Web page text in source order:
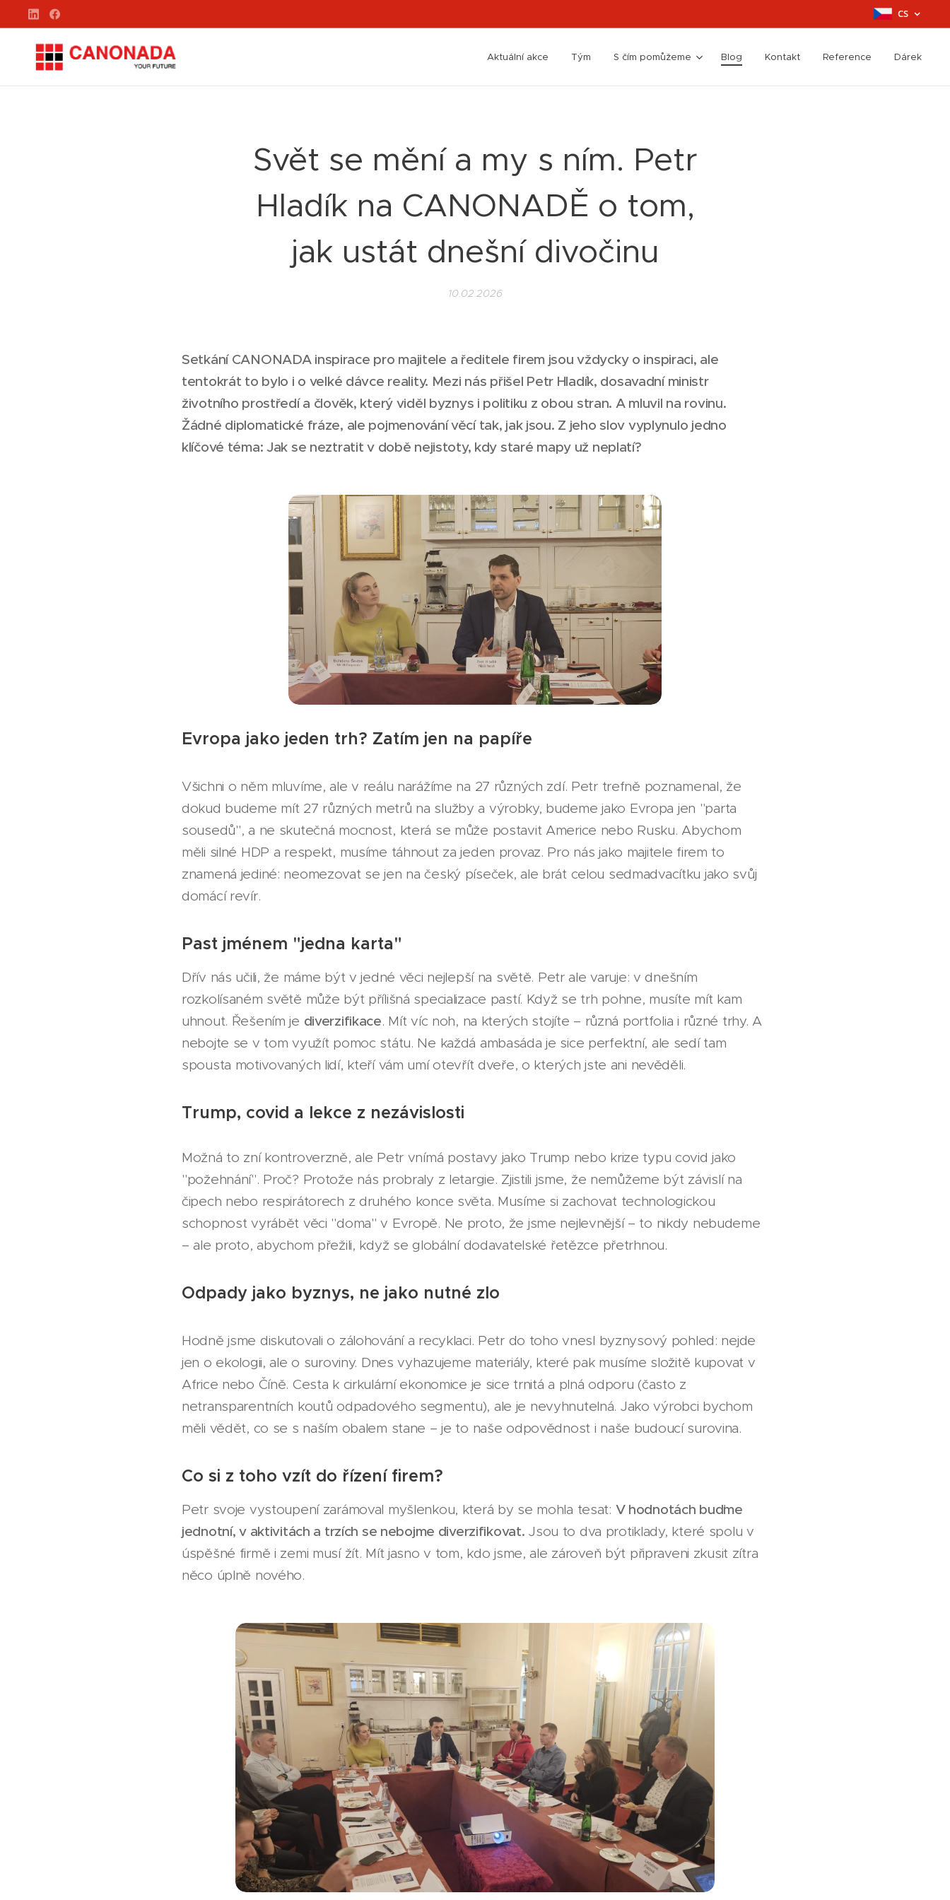
CS
Aktuální akce Tým S čím pomůžeme Blog Kontakt Reference Dárek
Svět se mění a my s ním. Petr
Hladík na CANONADĚ o tom,
jak ustát dnešní divočinu
10.02.2026
Setkání CANONADA inspirace pro majitele a ředitele firem jsou vždycky o inspiraci, ale
tentokrát to bylo i o velké dávce reality. Mezi nás přišel Petr Hladík, dosavadní ministr
životního prostředí a člověk, který viděl byznys i politiku z obou stran. A mluvil na rovinu.
Žádné diplomatické fráze, ale pojmenování věcí tak, jak jsou. Z jeho slov vyplynulo jedno
klíčové téma: Jak se neztratit v době nejistoty, kdy staré mapy už neplatí?
Evropa jako jeden trh? Zatím jen na papíře
Všichni o něm mluvíme, ale v reálu narážíme na 27 různých zdí. Petr trefně poznamenal, že
dokud budeme mít 27 různých metrů na služby a výrobky, budeme jako Evropa jen "parta
sousedů", a ne skutečná mocnost, která se může postavit Americe nebo Rusku. Abychom
měli silné HDP a respekt, musíme táhnout za jeden provaz. Pro nás jako majitele firem to
znamená jediné: neomezovat se jen na český píseček, ale brát celou sedmadvacítku jako svůj
domácí revír.
Past jménem "jedna karta"
Dřív nás učili, že máme být v jedné věci nejlepší na světě. Petr ale varuje: v dnešním
rozkolísaném světě může být přílišná specializace pastí. Když se trh pohne, musíte mít kam
uhnout. Řešením je diverzifikace. Mít víc noh, na kterých stojíte – různá portfolia i různé trhy. A
nebojte se v tom využít pomoc státu. Ne každá ambasáda je sice perfektní, ale sedí tam
spousta motivovaných lidí, kteří vám umí otevřít dveře, o kterých jste ani nevěděli.
Trump, covid a lekce z nezávislosti
Možná to zní kontroverzně, ale Petr vnímá postavy jako Trump nebo krize typu covid jako
"požehnání". Proč? Protože nás probraly z letargie. Zjistili jsme, že nemůžeme být závislí na
čipech nebo respirátorech z druhého konce světa. Musíme si zachovat technologickou
schopnost vyrábět věci "doma" v Evropě. Ne proto, že jsme nejlevnější – to nikdy nebudeme
– ale proto, abychom přežili, když se globální dodavatelské řetězce přetrhnou.
Odpady jako byznys, ne jako nutné zlo
Hodně jsme diskutovali o zálohování a recyklaci. Petr do toho vnesl byznysový pohled: nejde
jen o ekologii, ale o suroviny. Dnes vyhazujeme materiály, které pak musíme složitě kupovat v
Africe nebo Číně. Cesta k cirkulární ekonomice je sice trnitá a plná odporu (často z
netransparentních koutů odpadového segmentu), ale je nevyhnutelná. Jako výrobci bychom
měli vědět, co se s naším obalem stane – je to naše odpovědnost i naše budoucí surovina.
Co si z toho vzít do řízení firem?
Petr svoje vystoupení zarámoval myšlenkou, která by se mohla tesat: V hodnotách buďme
jednotní, v aktivitách a trzích se nebojme diverzifikovat. Jsou to dva protiklady, které spolu v
úspěšné firmě i zemi musí žít. Mít jasno v tom, kdo jsme, ale zároveň být připraveni zkusit zítra
něco úplně nového.